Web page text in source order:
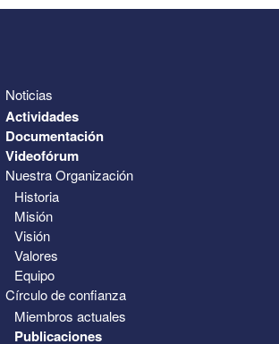
Noticias
Actividades
Documentación
Videofórum
Nuestra Organización
Historia
Misión
Visión
Valores
Equipo
Círculo de confianza
Miembros actuales
Publicaciones